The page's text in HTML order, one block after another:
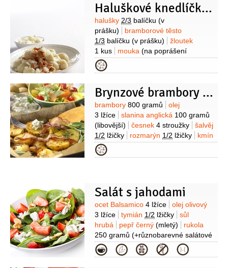
Haluškové knedlíčky s brynzou
Suroviny
halušky 2/3 balíčku (v
prášku)
bramborové těsto
1/3 balíčku (v prášku)
žloutek
1 kus
mouka (na poprášení
tácku)
120 gramů
slanina anglická
Kategorie
Brynzové brambory s bylinkami
Suroviny
brambory 800 gramů
olej
3 lžíce
slanina anglická 100 gramů
(libovější)
česnek 4 stroužky
šalvěj
1/2 lžičky rozmarýn 1/2 lžičky
kmín
1 lžička
150 gramů (40% tuku v sušině)
Kategorie
Salát s jahodami
Suroviny
ocet Balsamico 4 lžíce
olej olivový
3 lžíce
tymián 1/2 lžičky
sůl
hrubá
pepř černý (mletý)
rukola
250 gramů (+různobarevné salátové
lístky)
jahody250 gramů
ořechy
(nasekané, pražené)
sýr Brynza
Kategorie